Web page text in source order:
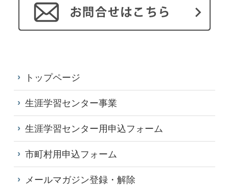
トップページ
生涯学習センター事業
生涯学習センター用申込フォーム
市町村用申込フォーム
メールマガジン登録・解除